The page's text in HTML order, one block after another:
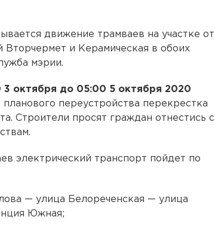
движение трамваев на участке от
и Керамическая в обоих
мэрии.
3 октября до 05:00 5 октября 2020
переустройства перекрестка
Строители просят граждан отнестись с
электрический транспорт пойдет по
— улица Белореченская — улица
Южная;